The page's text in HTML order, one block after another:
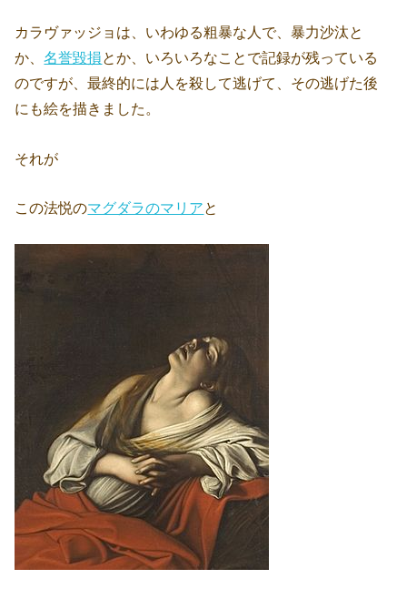
カラヴァッジョは、いわゆる粗暴な人で、暴力沙汰と
か、名誉毀損とか、いろいろなことで記録が残っている
のですが、最終的には人を殺して逃げて、その逃げた後
にも絵を描きました。
それが
この法悦のマグダラのマリアと